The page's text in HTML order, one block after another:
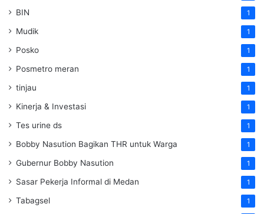
BIN 1
Mudik 1
Posko 1
Posmetro meran 1
tinjau 1
Kinerja & Investasi 1
Tes urine ds 1
Bobby Nasution Bagikan THR untuk Warga 1
Gubernur Bobby Nasution 1
Sasar Pekerja Informal di Medan 1
Tabagsel 1